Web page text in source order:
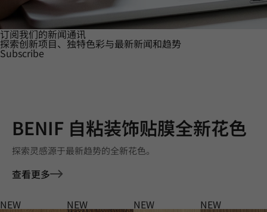
订阅我们的新闻通讯
探索创新项目、独特色彩与最新新闻和趋势
Subscribe
BENIF 自粘装饰贴膜全新花色
探索灵感源于最新趋势的全新花色。
查看更多
NEW NEW NEW NEW